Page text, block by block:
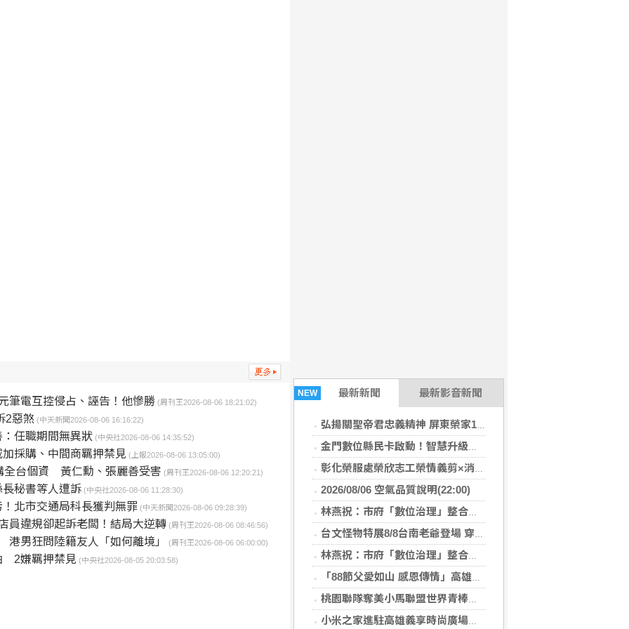
NEW 最新新聞 最新影音新聞
弘揚關聖帝君忠義精神 屏東榮家1866周年聖誕祝壽誠心莊嚴
金門數位縣民卡啟動！智慧升級全島支付圈 加碼回饋限時開跑
彰化榮服處榮欣志工榮情義剪×消暑剉冰齊慶父親節
2026/08/06 空氣品質說明(22:00)
林燕祝：市府「數位治理」整合落後 請好好加油
台文怪物特展8/8台南老爺登場 穿梭在地美饌×聲響迷宮
林燕祝：市府「數位治理」整合落後 請好好加油
「88節父愛如山 感恩傳情」高雄郵局向天下父親表達感謝
桃園聯隊奪美小馬聯盟世界青棒亞軍 張善政接機
小米之家進駐高雄義享時尚廣場 父親節開幕祭三重超狂優惠
筆電互控侵占、誣告！他慘勝 (周刊王2026-08-06 18:21:02)
2惡煞 (中天新聞2026-08-06 16:16:22)
任職期間無異狀 (中央社2026-08-06 14:35:52)
採購、中間商羈押禁見 (上報2026-08-06 13:05:00)
全台個資 黃仁勳、張麗善受害 (周刊王2026-08-06 12:20:21)
秘書等人遭訴 (中央社2026-08-06 11:28:30)
北市交通局科長獲判無罪 (中天新聞2026-08-06 09:28:39)
違規卻起訴老闆！結局大逆轉 (周刊王2026-08-06 08:46:56)
男狂問陸籍友人「如何離境」 (周刊王2026-08-06 06:00:00)
2嫌羈押禁見 (中央社2026-08-05 20:03:58)